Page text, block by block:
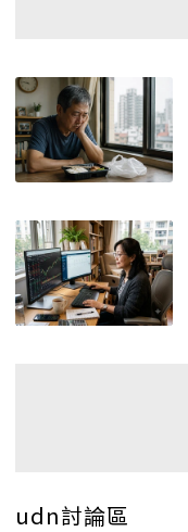
udn討論區